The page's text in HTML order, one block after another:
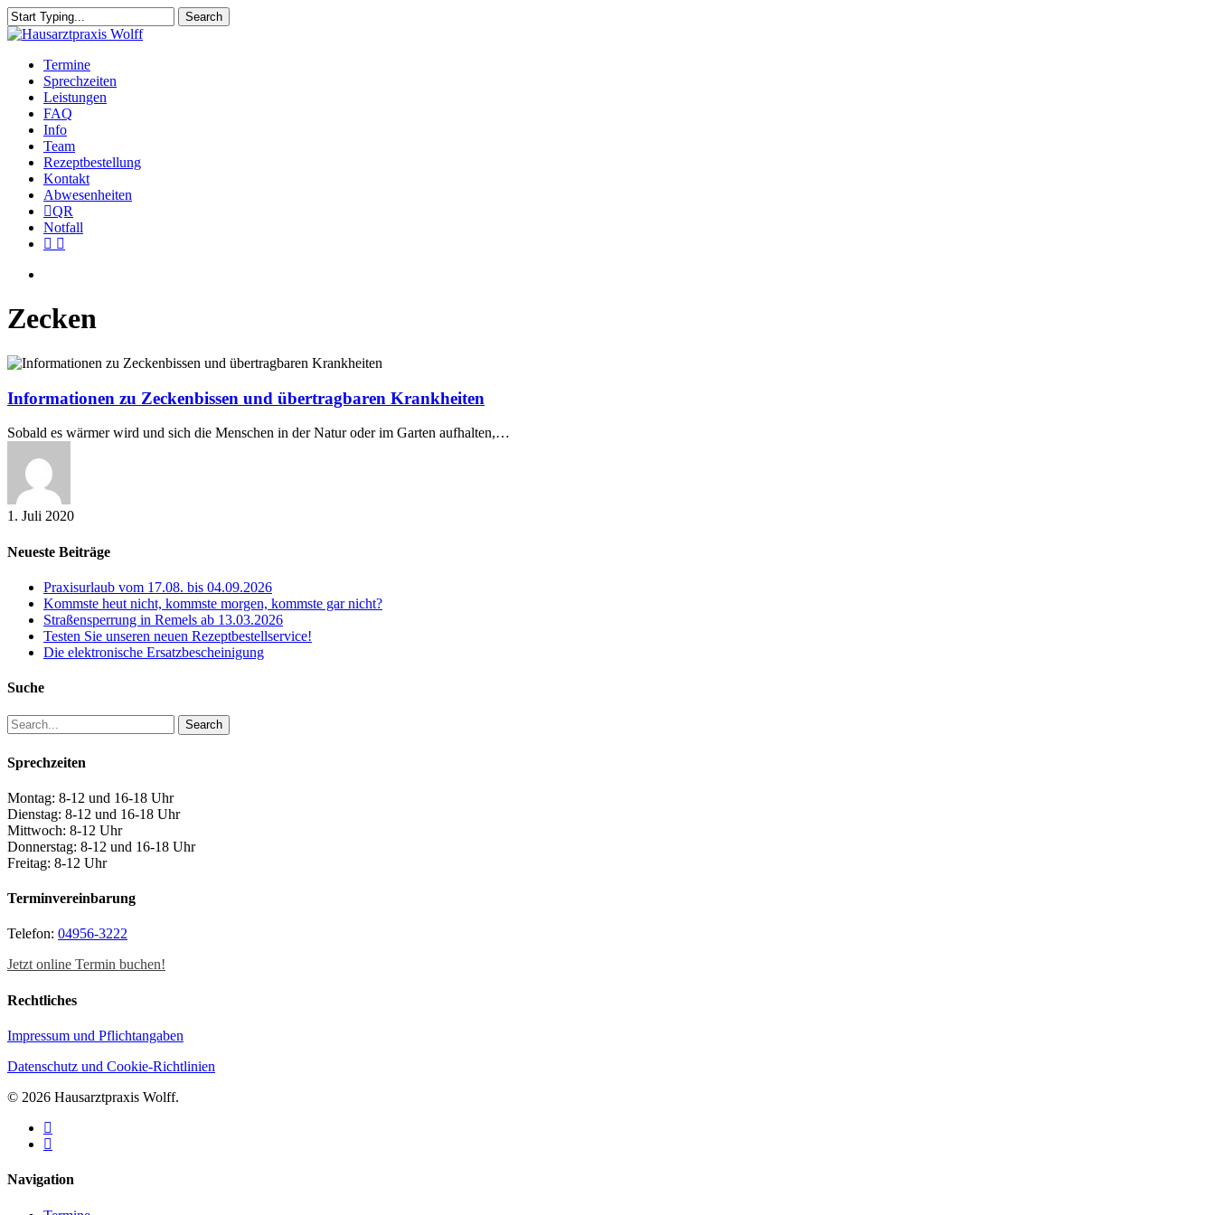
Skip
to
content
Search
Close
Menu
Termine
Sprechzeiten
Leistungen
FAQ
Info
Team
Rezeptbestellung
Kontakt
Abwesenheiten
QR
Notfall
facebook
instagram
Zecken
Informationen
Zeckenbissen
und
übertragbaren
Krankheiten
Informationen zu Zeckenbissen und übertragbaren Krankheiten
Sobald es wärmer wird und sich die Menschen in der Natur oder im Garten aufhalten,…
1. Juli 2020
Neueste Beiträge
Praxisurlaub vom 17.08. bis 04.09.2026
Kommste heut nicht, kommste morgen, kommste gar nicht?
Straßensperrung in Remels ab 13.03.2026
Testen Sie unseren neuen Rezeptbestellservice!
Die elektronische Ersatzbescheinigung
Suche
Search
Sprechzeiten
Montag: 8-12 und 16-18 Uhr
Dienstag: 8-12 und 16-18 Uhr
Mittwoch: 8-12 Uhr
Donnerstag: 8-12 und 16-18 Uhr
Freitag: 8-12 Uhr
Terminvereinbarung
Telefon: 04956-3222
Jetzt online Termin buchen!
Rechtliches
Impressum und Pflichtangaben
Datenschutz und Cookie-Richtlinien
© 2026 Hausarztpraxis Wolff.
facebook
instagram
Close
Navigation